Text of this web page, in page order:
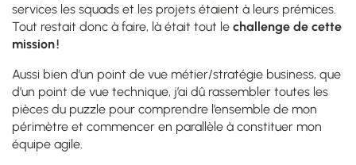
services les squads et les projets étaient à leurs prémices.
Tout restait donc à faire, là était tout le challenge de cette
mission !
Aussi bien d’un point de vue métier/stratégie business, que
d’un point de vue technique, j’ai dû rassembler toutes les
pièces du puzzle pour comprendre l’ensemble de mon
périmètre et commencer en parallèle à constituer mon
équipe agile.